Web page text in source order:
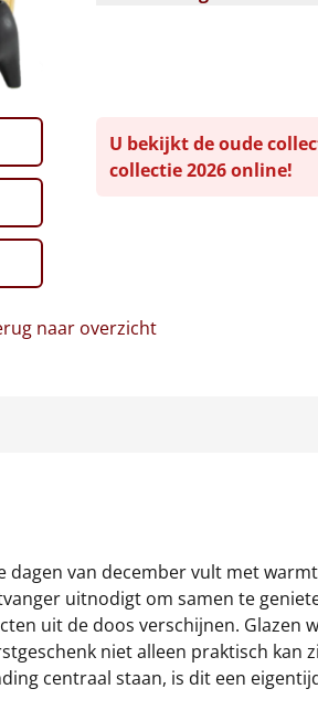
U bekijkt de oude
collectie 2026 online!
naar overzicht
van december vult met
uitnodigt om samen te
uit de doos verschijnen. Glazen
niet alleen praktisch
centraal staan, is dit een